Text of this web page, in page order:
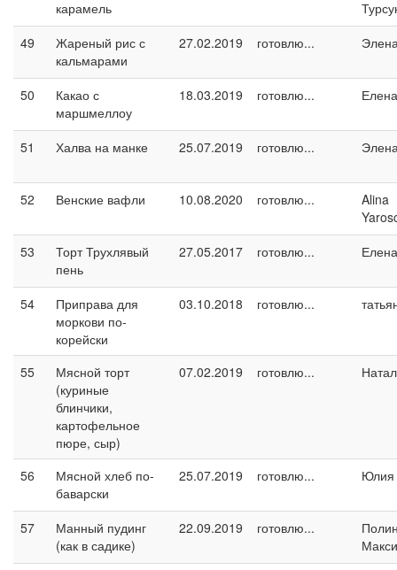
карамель
49
Жареный рис с
кальмарами
27.02.2019 готовлю...
50
Какао с
маршмеллоу
18.03.2019 готовлю...
51 Халва на манке 25.07.2019 готовлю...
52 Венские вафли 10.08.2020 готовлю...
Alina
53
Торт Трухлявый
пень
27.05.2017 готовлю...
54
Приправа для
моркови по-
корейски
03.10.2018 готовлю...
55
Мясной торт
(куриные
блинчики,
картофельное
пюре, сыр)
07.02.2019 готовлю...
56
Мясной хлеб по-
баварски
25.07.2019 готовлю... Юлия
57
Манный пудинг
(как в садике)
22.09.2019 готовлю...